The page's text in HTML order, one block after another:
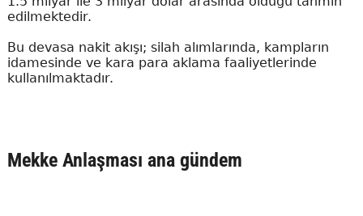
edilmektedir.
Bu devasa nakit akışı; silah alımlarında, kampların
idamesinde ve kara para aklama faaliyetlerinde
kullanılmaktadır.
Mekke Anlaşması ana gündem